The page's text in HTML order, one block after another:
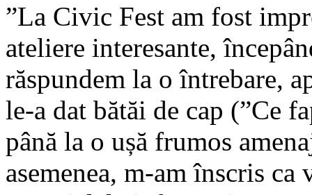
”La Civic Fest am fost
ateliere interesante,
răspundem la o întrebare,
le-a dat bătăi de cap (”Ce
până la o ușă frumos
asemenea, m-am înscris